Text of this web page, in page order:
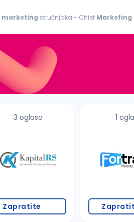
marketing stručnjaka - Chief Marketing
3 oglasa
Zapratite
1